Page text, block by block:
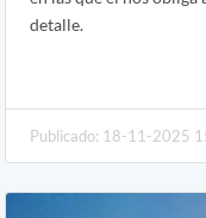
detalle.
Publicado: 18-11-2025